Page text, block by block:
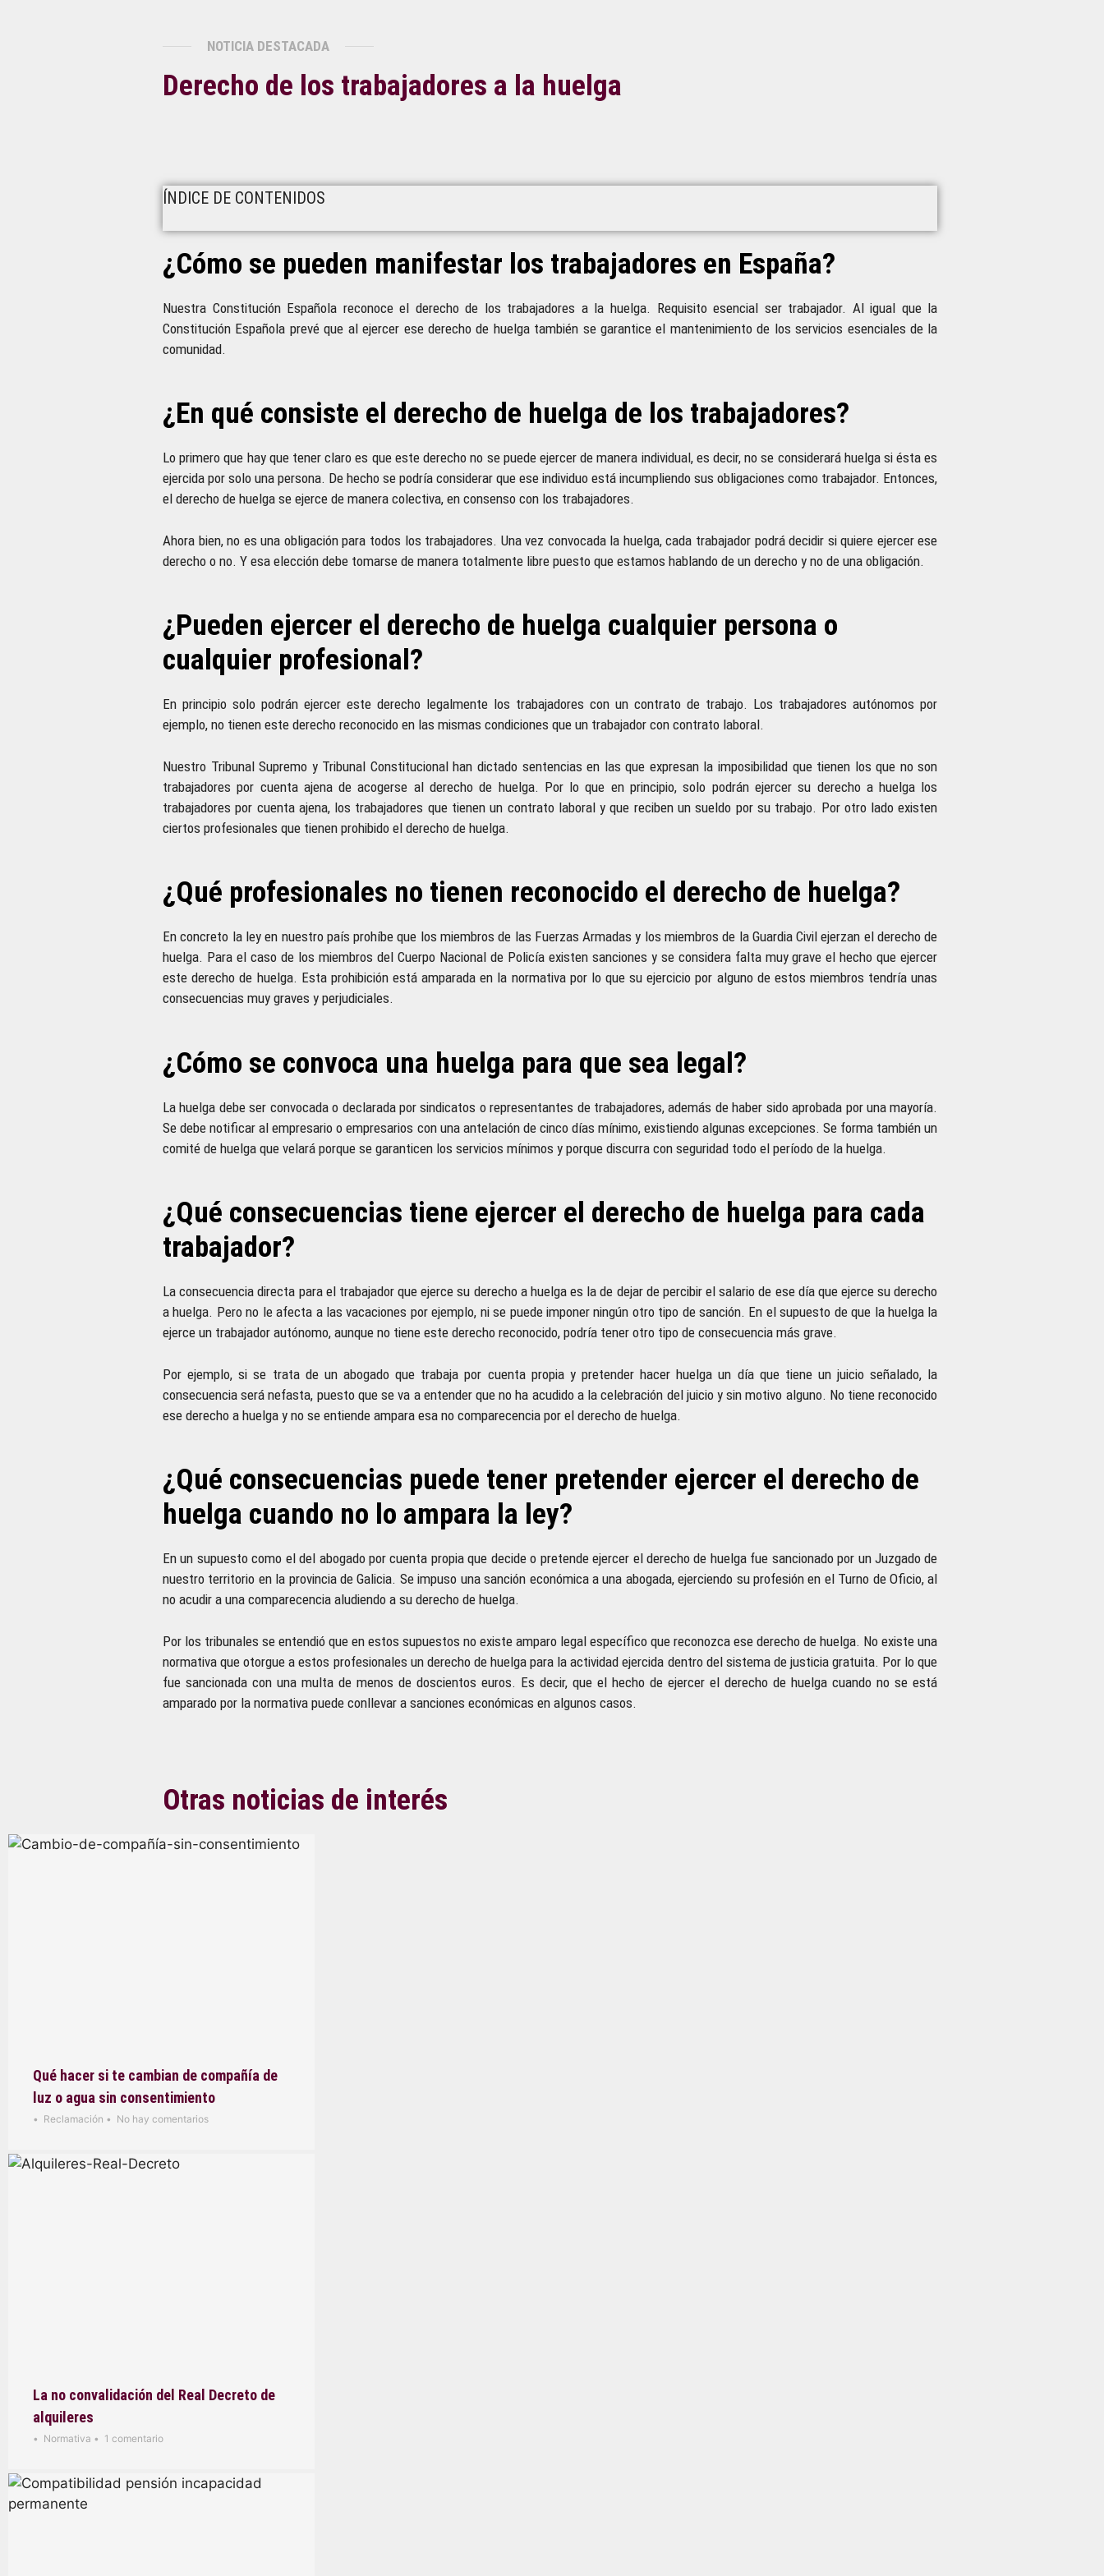
NOTICIA DESTACADA
Derecho de los trabajadores a la huelga
ÍNDICE DE CONTENIDOS
¿Cómo se pueden manifestar los trabajadores en España?
Nuestra Constitución Española reconoce el derecho de los trabajadores a la huelga. Requisito esencial ser trabajador. Al igual que la
Constitución Española prevé que al ejercer ese derecho de huelga también se garantice el mantenimiento de los servicios esenciales de la
comunidad.
¿En qué consiste el derecho de huelga de los trabajadores?
Lo primero que hay que tener claro es que este derecho no se puede ejercer de manera individual, es decir, no se considerará huelga si ésta es
ejercida por solo una persona. De hecho se podría considerar que ese individuo está incumpliendo sus obligaciones como trabajador. Entonces,
el derecho de huelga se ejerce de manera colectiva, en consenso con los trabajadores.
Ahora bien, no es una obligación para todos los trabajadores. Una vez convocada la huelga, cada trabajador podrá decidir si quiere ejercer ese
derecho o no. Y esa elección debe tomarse de manera totalmente libre puesto que estamos hablando de un derecho y no de una obligación.
¿Pueden ejercer el derecho de huelga cualquier persona o
cualquier profesional?
En principio solo podrán ejercer este derecho legalmente los trabajadores con un contrato de trabajo. Los trabajadores autónomos por
ejemplo, no tienen este derecho reconocido en las mismas condiciones que un trabajador con contrato laboral.
Nuestro Tribunal Supremo y Tribunal Constitucional han dictado sentencias en las que expresan la imposibilidad que tienen los que no son
trabajadores por cuenta ajena de acogerse al derecho de huelga. Por lo que en principio, solo podrán ejercer su derecho a huelga los
trabajadores por cuenta ajena, los trabajadores que tienen un contrato laboral y que reciben un sueldo por su trabajo. Por otro lado existen
ciertos profesionales que tienen prohibido el derecho de huelga.
¿Qué profesionales no tienen reconocido el derecho de huelga?
En concreto la ley en nuestro país prohíbe que los miembros de las Fuerzas Armadas y los miembros de la Guardia Civil ejerzan el derecho de
huelga. Para el caso de los miembros del Cuerpo Nacional de Policía existen sanciones y se considera falta muy grave el hecho que ejercer
este derecho de huelga. Esta prohibición está amparada en la normativa por lo que su ejercicio por alguno de estos miembros tendría unas
consecuencias muy graves y perjudiciales.
¿Cómo se convoca una huelga para que sea legal?
La huelga debe ser convocada o declarada por sindicatos o representantes de trabajadores, además de haber sido aprobada por una mayoría.
Se debe notificar al empresario o empresarios con una antelación de cinco días mínimo, existiendo algunas excepciones. Se forma también un
comité de huelga que velará porque se garanticen los servicios mínimos y porque discurra con seguridad todo el período de la huelga.
¿Qué consecuencias tiene ejercer el derecho de huelga para cada
trabajador?
La consecuencia directa para el trabajador que ejerce su derecho a huelga es la de dejar de percibir el salario de ese día que ejerce su derecho
a huelga. Pero no le afecta a las vacaciones por ejemplo, ni se puede imponer ningún otro tipo de sanción. En el supuesto de que la huelga la
ejerce un trabajador autónomo, aunque no tiene este derecho reconocido, podría tener otro tipo de consecuencia más grave.
Por ejemplo, si se trata de un abogado que trabaja por cuenta propia y pretender hacer huelga un día que tiene un juicio señalado, la
consecuencia será nefasta, puesto que se va a entender que no ha acudido a la celebración del juicio y sin motivo alguno. No tiene reconocido
ese derecho a huelga y no se entiende ampara esa no comparecencia por el derecho de huelga.
¿Qué consecuencias puede tener pretender ejercer el derecho de
huelga cuando no lo ampara la ley?
En un supuesto como el del abogado por cuenta propia que decide o pretende ejercer el derecho de huelga fue sancionado por un Juzgado de
nuestro territorio en la provincia de Galicia. Se impuso una sanción económica a una abogada, ejerciendo su profesión en el Turno de Oficio, al
no acudir a una comparecencia aludiendo a su derecho de huelga.
Por los tribunales se entendió que en estos supuestos no existe amparo legal específico que reconozca ese derecho de huelga. No existe una
normativa que otorgue a estos profesionales un derecho de huelga para la actividad ejercida dentro del sistema de justicia gratuita. Por lo que
fue sancionada con una multa de menos de doscientos euros. Es decir, que el hecho de ejercer el derecho de huelga cuando no se está
amparado por la normativa puede conllevar a sanciones económicas en algunos casos.
Otras noticias de interés
Qué hacer si te cambian de compañía de
luz o agua sin consentimiento
• Reclamación • No hay comentarios
La no convalidación del Real Decreto de
alquileres
• Normativa • 1 comentario